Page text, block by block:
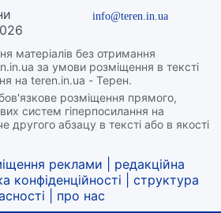
матеріалів без отримання
за умови розміщення в тексті
на teren.in.ua - Терен.
розміщення прямого,
систем гіперпосилання на
другого абзацу в тексті або в якості
info@teren.in.ua
реклами
редакційна
конфіденційності
структура
про нас